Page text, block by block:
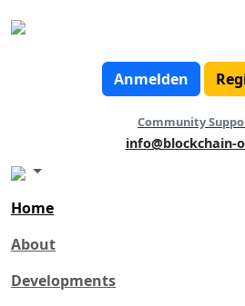
Anmelden
Community
info@blockchain-
Home
About
Developments
HackBugZ the official
HackBugZ ist jetzt der offizielle
Blockchain Office
In Zukunft werden alle